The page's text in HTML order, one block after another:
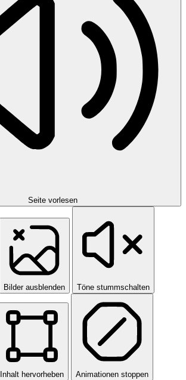
Seite vorlesen
Bilder ausblenden Töne stummschalten
Inhalt hervorheben Animationen stoppen